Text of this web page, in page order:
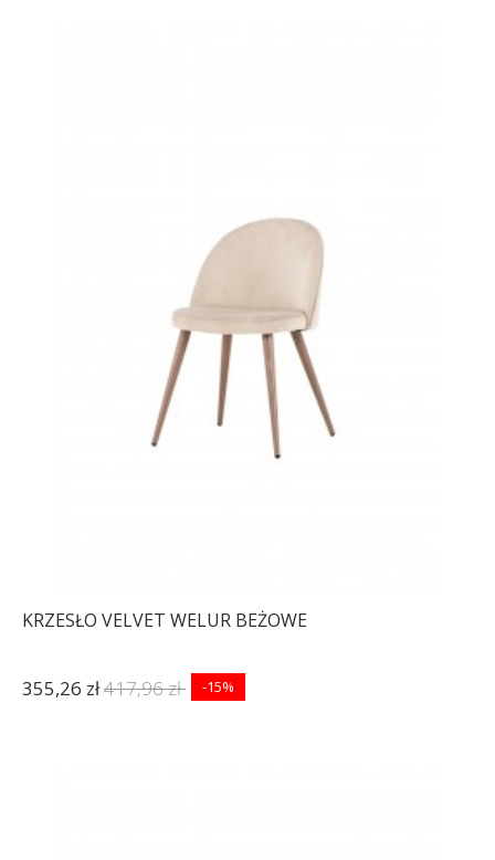
KRZESŁO VELVET WELUR BEŻOWE
355,26 zł417,96 zł -15%